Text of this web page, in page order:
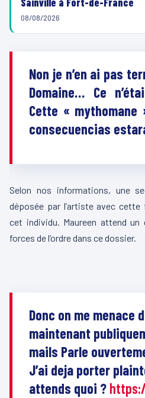
08/08/2026
Non je n’en ai pas
Domaine… Ce
Cette « mythomane
consecuencias
Selon nos informations, une
déposée par l’artiste avec
cet individu. Maureen attend
forces de l’ordre dans ce dossier.
Donc on me menace
maintenant
mails Parle
J’ai deja porter
attends quoi ?